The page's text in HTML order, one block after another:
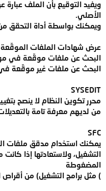
ويفيد التوقيع بأن الملف
الأصلي.
ويمكنك بواسطة أداة التحقق من
عرض شهادات الملفات الموقّعة
البحث عن ملفات موقّعة في
البحث عن ملفات غير موقّعة
SYSEDIT
محرر تكوين النظام لا ينصح
من لديهم معرفة تامة
SFC
يمكنك استخدام مدقق ملفات
التشغيل، ولاستعادتها إذا
المضغوطة
) مثل برامج التشغيل) من أقراص